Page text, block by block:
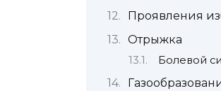
Проявления
Отрыжка
Болевой